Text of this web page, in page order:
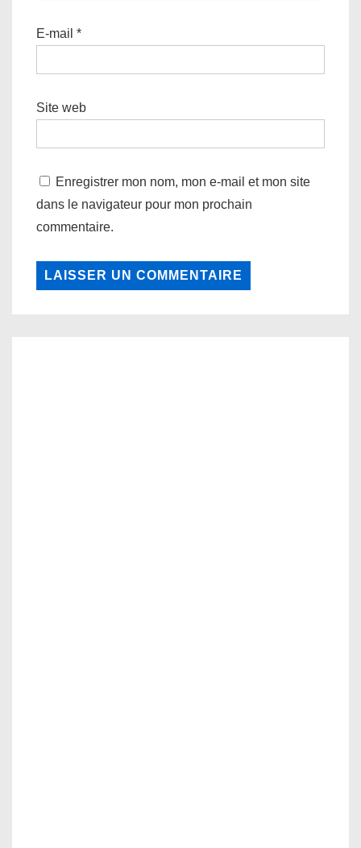
E-mail *
Site web
Enregistrer mon nom, mon e-mail et mon site
dans le navigateur pour mon prochain
commentaire.